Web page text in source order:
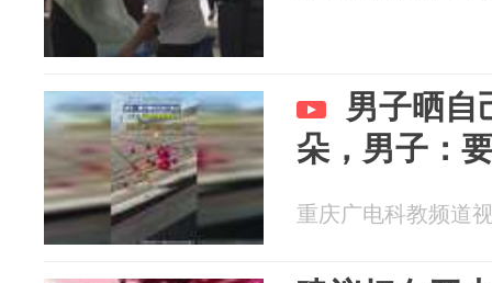
男子晒自
朵，男子：
重庆广电科教频道